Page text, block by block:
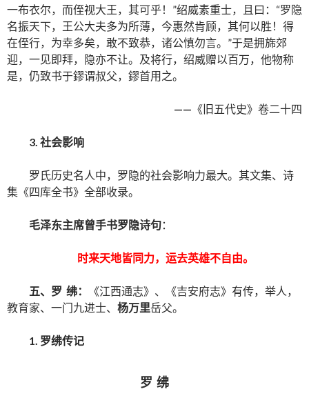
一布衣尔，而侄视大王，其可乎！”绍威素重士，且曰：“罗隐
名振天下，王公大夫多为所薄，今惠然肯顾，其何以胜！得
在侄行，为幸多矣，敢不致恭，诸公慎勿言。”于是拥旆郊
迎，一见即拜，隐亦不让。及将行，绍威赠以百万，他物称
是，仍致书于鏐谓叔父，鏐首用之。
—— 《旧五代史》卷二十四
3. 社会影响
罗氏历史名人中，罗隐的社会影响力最大。其文集、诗
集《四库全书》全部收录。
毛泽东主席曾手书罗隐诗句：
时来天地皆同力，运去英雄不自由。
五、 罗 绋：
《江西通志》、《吉安府志》有传，举人，
教育家、一门九进士、 杨万里岳父。
1. 罗绋传记
罗 绋